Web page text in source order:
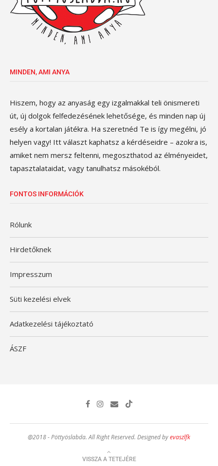
MINDEN, AMI ANYA
Hiszem, hogy az anyaság egy izgalmakkal teli önismereti
út, új dolgok felfedezésének lehetősége, és minden nap új
esély a kortalan játékra. Ha szeretnéd Te is így megélni, jó
helyen vagy! Itt választ kaphatsz a kérdéseidre – azokra is,
amiket nem mersz feltenni, megoszthatod az élményeidet,
tapasztalataidat, vagy tanulhatsz másokéból.
FONTOS INFORMÁCIÓK
Rólunk
Hirdetőknek
Impresszum
Süti kezelési elvek
Adatkezelési tájékoztató
ÁSZF
@2018 - Pöttyöslabda. All Right Reserved. Designed byevaszlfk
VISSZA A TETEJÉRE